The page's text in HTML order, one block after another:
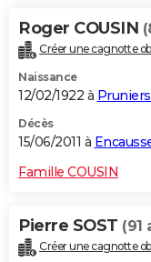
Roger COUSIN
Créer une cagnotte
Naissance
12/02/1922 à
Décès
15/06/2011 à
Famille COUSIN
Pierre SOST (91
Créer une cagnotte